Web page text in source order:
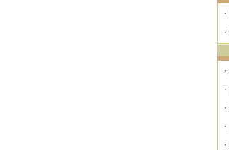
・
・
・
・
・
・
・